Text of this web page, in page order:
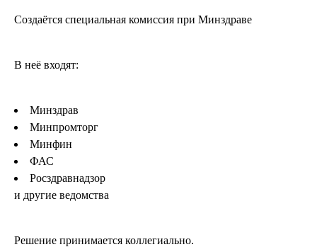
Создаётся специальная комиссия при Минздраве
В неё входят:
Минздрав
Минпромторг
Минфин
ФАС
Росздравнадзор
и другие ведомства
Решение принимается коллегиально.